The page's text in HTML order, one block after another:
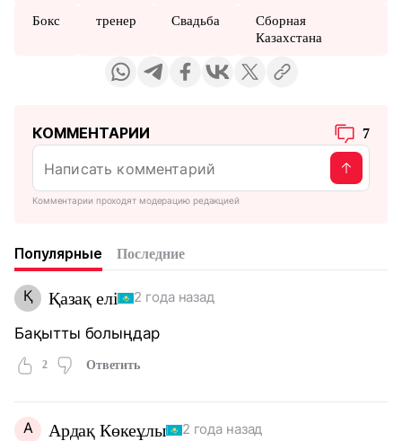
Бокс тренер Свадьба
Сборная
Казахстана
КОММЕНТАРИИ 7
Комментарии проходят модерацию редакцией
Популярные Последние
Қ Қазақ елі 2 года назад
Бақытты болыңдар
2 Ответить
А Ардақ Көкеұлы 2 года назад